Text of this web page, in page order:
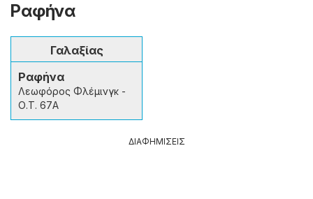
Ραφήνα
Γαλαξίας
Ραφήνα
Λεωφόρος Φλέμινγκ -
Ο.Τ. 67Α
ΔΙΑΦΗΜΙΣΕΙΣ